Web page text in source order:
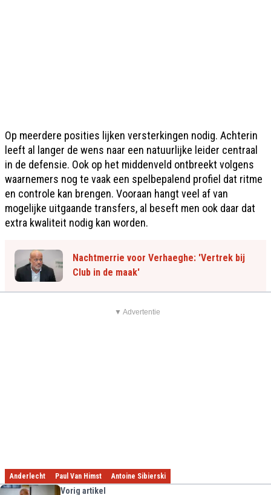
Op meerdere posities lijken versterkingen nodig. Achterin
leeft al langer de wens naar een natuurlijke leider centraal
in de defensie. Ook op het middenveld ontbreekt volgens
waarnemers nog te vaak een spelbepalend profiel dat ritme
en controle kan brengen. Vooraan hangt veel af van
mogelijke uitgaande transfers, al beseft men ook daar dat
extra kwaliteit nodig kan worden.
Nachtmerrie voor Verhaeghe: 'Vertrek bij
Club in de maak'
▼ Advertentie
Anderlecht Paul Van Himst Antoine Sibierski
Vorig artikel